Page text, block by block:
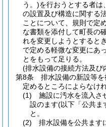
う。)を行おうとする者は
の設置及び構造に関する
ことについて、規則で定
な書類を添付して町長の
れを変更しようとすると
で定める軽微な変更にあ
とをもって足りる。
(排水設備の接続方法及び
第8条
排水設備の新設等を
定めるところによらなけ
(1)
施設に汚水を流入さ
設のます(以下「公共ま
と。
(2)
排水設備を公共ます